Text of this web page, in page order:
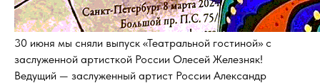
30 июня мы сняли выпуск «Театральной гостиной» с
заслуженной артисткой России Олесей Железняк!
Ведущий — заслуженный артист России Александр